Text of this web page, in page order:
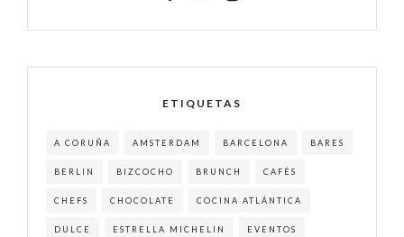
ETIQUETAS
A CORUÑA AMSTERDAM BARCELONA BARES
BERLIN BIZCOCHO BRUNCH CAFÉS
CHEFS CHOCOLATE COCINA ATLÁNTICA
DULCE ESTRELLA MICHELIN EVENTOS